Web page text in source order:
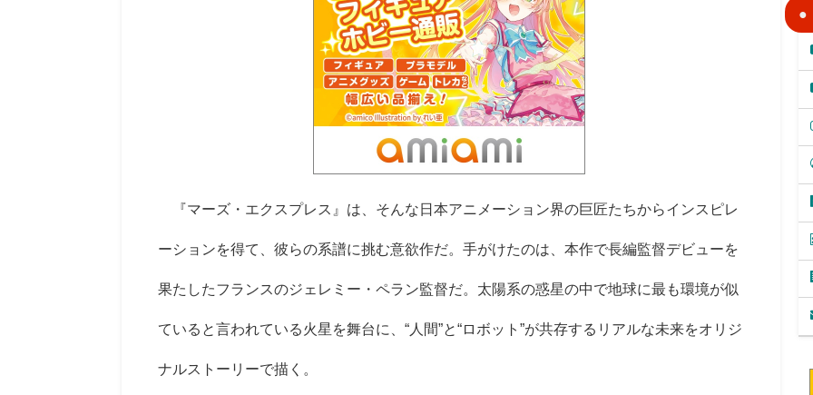
『マーズ・エクスプレス』は、そんな日本アニメーション界の巨匠たちからインスピレ
ーションを得て、彼らの系譜に挑む意欲作だ。手がけたのは、本作で長編監督デビューを
果たしたフランスのジェレミー・ペラン監督だ。太陽系の惑星の中で地球に最も環境が似
ていると言われている火星を舞台に、“人間”と“ロボット”が共存するリアルな未来をオリジ
ナルストーリーで描く。